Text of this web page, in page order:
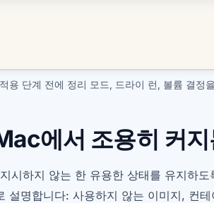
용 단계 전에 정리 모드, 드라이 런, 볼륨 결정
에서 조용히 커지
시하지 않는 한 유용한 상태를 유지하
설명합니다: 사용하지 않는 이미지, 컨